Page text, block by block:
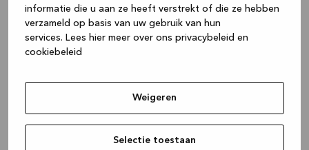
informatie die u aan ze heeft verstrekt of die ze hebben
verzameld op basis van uw gebruik van hun
services. Lees hier meer over ons privacybeleid en
cookiebeleid
Weigeren
Selectie toestaan
(see the browser console for more
information).